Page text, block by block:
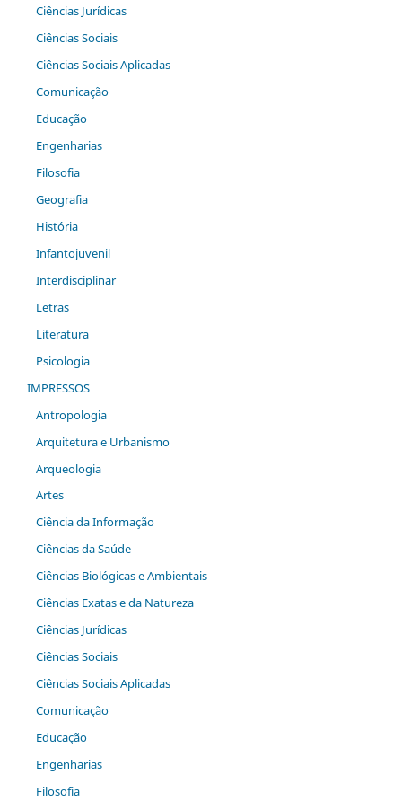
Ciências Jurídicas
Ciências Sociais
Ciências Sociais Aplicadas
Comunicação
Educação
Engenharias
Filosofia
Geografia
História
Infantojuvenil
Interdisciplinar
Letras
Literatura
Psicologia
IMPRESSOS
Antropologia
Arquitetura e Urbanismo
Arqueologia
Artes
Ciência da Informação
Ciências da Saúde
Ciências Biológicas e Ambientais
Ciências Exatas e da Natureza
Ciências Jurídicas
Ciências Sociais
Ciências Sociais Aplicadas
Comunicação
Educação
Engenharias
Filosofia